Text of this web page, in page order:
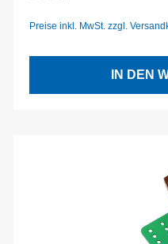
Preise inkl. MwSt. zzgl.
IN DEN